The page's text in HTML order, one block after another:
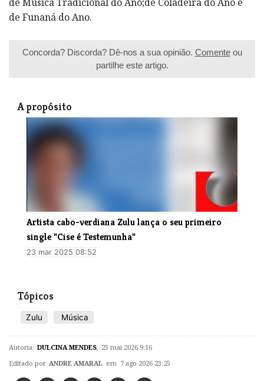
de Funaná do Ano.
Concorda? Discorda? Dê-nos a sua opinião. Comenteou
partilhe este artigo.
A propósito
​Artista cabo-verdiana Zulu lança o seu primeiro
single "Cise é Testemunha"
23 mar 2025 08:52
Tópicos
Zulu Música
Autoria: DULCINA MENDES, 25 mai 2026 9:16
Editado por ANDRE AMARAL em 7 ago 2026 23:25